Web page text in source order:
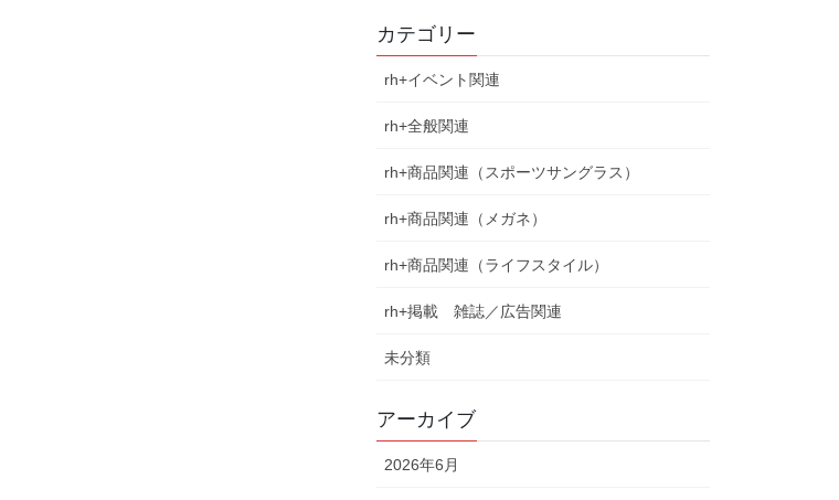
カテゴリー
rh+イベント関連
rh+全般関連
rh+商品関連（スポーツサングラス）
rh+商品関連（メガネ）
rh+商品関連（ライフスタイル）
rh+掲載 雑誌／広告関連
未分類
アーカイブ
2026年6月